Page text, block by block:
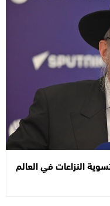
النزاعات في العالم